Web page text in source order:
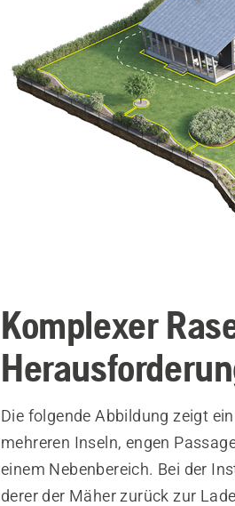
Komplexer
Die folgende Abbildung zeigt
mehreren Inseln, engen
einem Nebenbereich. Bei der
derer der Mäher zurück zur